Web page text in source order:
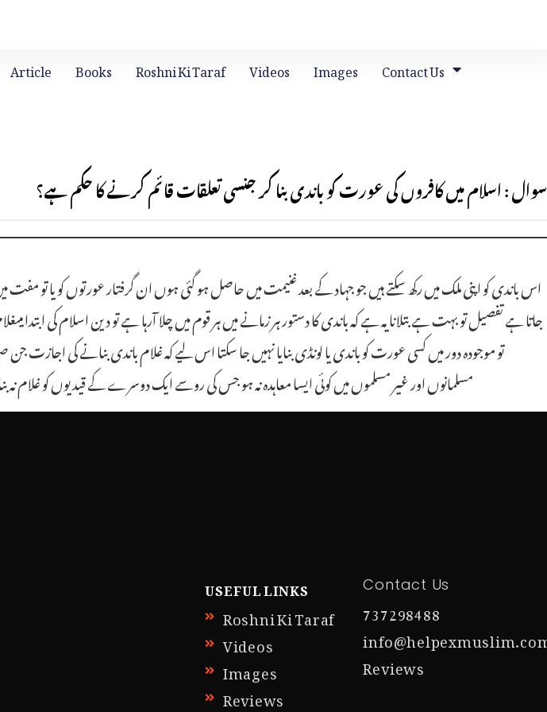
Article Books Roshni Ki Taraf Videos Images Contact Us
سوال : اسلام میں کافروں کی عورت کو باندی بنا کر جنسی تعلقات قائم کرنے کا حکم ہے؟
اس باندی کو اپنی ملک میں رکھ سکتے ہیں جو جہاد کے بعد غنیمت میں حاصل ہو گئی ہوں ان گرفتار عورتوں کو یا تو
جاتا ہے تفصیل تو بہت ہے بتلانا یہ ہے کہ باندی کا دستور ہر زمانے میں ہر قوم میں چلا آرہا ہے تو دین اسلام
تو موجودہ دور میں کسی عورت کو باندی یا لونڈی بنایا نہیں جا سکتا اس لیے کہ غلام باندی بنانے کی
مسلمانوں اور غیر مسلموں میں کوئی ایسا معاہدہ نہ ہو جس کی روسے ایک دوسرے کے قیدیوں کو غلام نہ
USEFUL LINKS
Roshni Ki Taraf
Videos
Images
Reviews
Contact Us
737298488
Reviews